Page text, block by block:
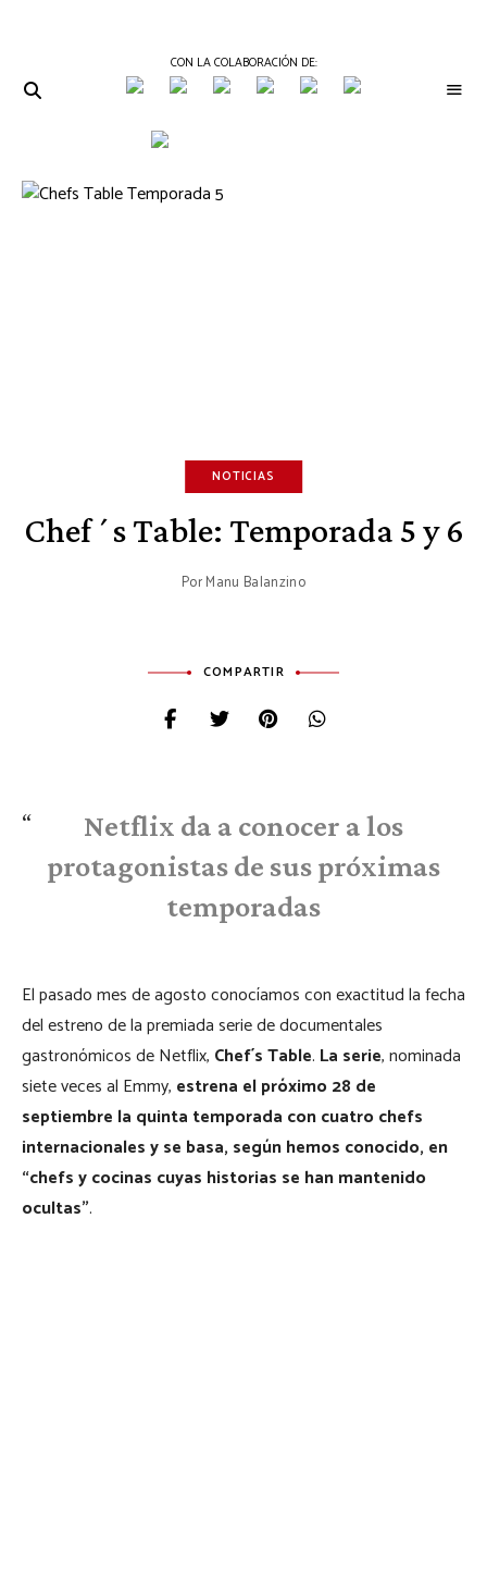
CON LA COLABORACIÓN DE:
GOURMET
JOURNAL
Periódico
Gastronomía
NOTICIAS
Chef´s Table: Temporada 5 y 6
PorManu Balanzino
COMPARTIR
Netflix da a conocer a los
protagonistas de sus próximas
temporadas
El pasado mes de agosto conocíamos con exactitud la fecha
del estreno de la premiada serie de documentales
gastronómicos de Netflix, Chef´s Table. La serie, nominada
siete veces al Emmy, estrena el próximo 28 de
septiembre la quinta temporada con cuatro chefs
internacionales y se basa, según hemos conocido, en
“chefs y cocinas cuyas historias se han mantenido
ocultas”.